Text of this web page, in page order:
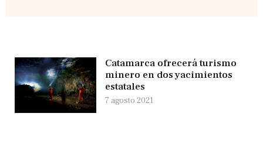
Catamarca ofrecerá turismo
minero en dos yacimientos
estatales
7 agosto 2021